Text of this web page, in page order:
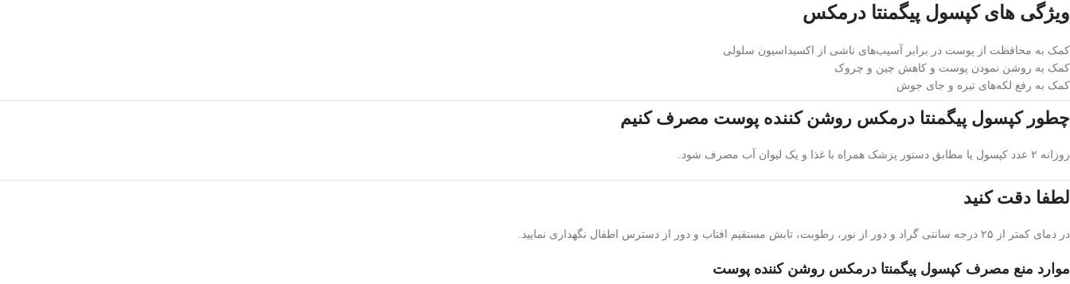
ویژگی های کپسول پیگمنتا درمکس
کمک به محافظت از پوست در برابر آسیب‌های ناشی از اکسیداسیون سلولی
کمک به روشن نمودن پوست و کاهش چین و چروک
کمک به رفع لکه‌های تیره و جای جوش
چطور کپسول پیگمنتا درمکس روشن کننده پوست مصرف کنیم
روزانه ۲ عدد کپسول یا مطابق دستور پزشک همراه با غذا و یک لیوان آب مصرف شود.
لطفا دقت کنید
در دمای کمتر از ۲۵ درجه سانتی گراد و دور از نور، رطوبت، تابش مستقیم افتاب و دور از دسترس اطفال نگهداری نمایید.
موارد منع مصرف کپسول پیگمنتا درمکس روشن کننده پوست